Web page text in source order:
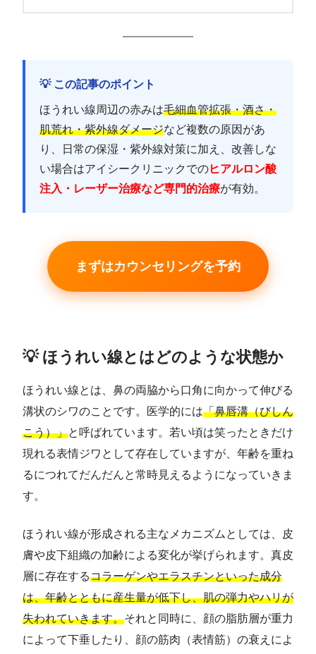
💡 この記事のポイント
ほうれい線周辺の赤みは毛細血管拡張・酒さ・
肌荒れ・紫外線ダメージなど複数の原因があ
り、日常の保湿・紫外線対策に加え、改善しな
い場合はアイシークリニックでのヒアルロン酸
注入・レーザー治療など専門的治療が有効。
まずはカウンセリングを予約
💡 ほうれい線とはどのような状態か
ほうれい線とは、鼻の両脇から口角に向かって伸びる
溝状のシワのことです。医学的には「鼻唇溝（びしん
こう）」と呼ばれています。若い頃は笑ったときだけ
現れる表情ジワとして存在していますが、年齢を重ね
るにつれてだんだんと常時見えるようになっていきま
す。
ほうれい線が形成される主なメカニズムとしては、皮
膚や皮下組織の加齢による変化が挙げられます。真皮
層に存在するコラーゲンやエラスチンといった成分
は、年齢とともに産生量が低下し、肌の弾力やハリが
失われていきます。それと同時に、顔の脂肪層が重力
によって下垂したり、顔の筋肉（表情筋）の衰えによ